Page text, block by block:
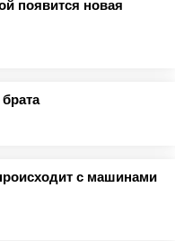
появится новая
с машинами